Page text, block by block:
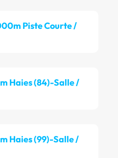
Piste Courte /
Haies (84)-Salle /
Haies (99)-Salle /